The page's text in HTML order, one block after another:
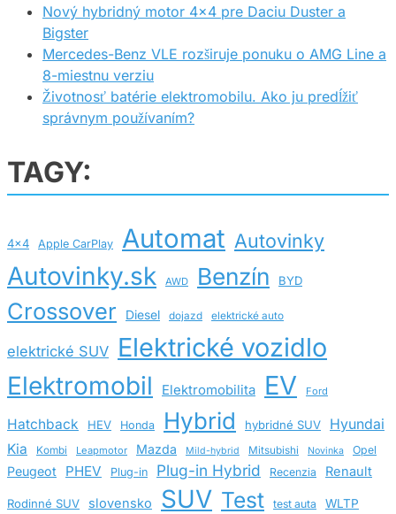
Nový hybridný motor 4×4 pre Daciu Duster a
Bigster
Mercedes-Benz VLE rozširuje ponuku o AMG Line a
8-miestnu verziu
Životnosť batérie elektromobilu. Ako ju predĺžiť
správnym používaním?
TAGY:
4x4 Apple CarPlay Automat Autovinky
Autovinky.sk AWD Benzín BYD
Crossover Diesel dojazd elektrické auto
elektrické SUV Elektrické vozidlo
Elektromobil Elektromobilita EV Ford
Hatchback HEV Honda Hybrid hybridné SUV
Hyundai
Kia
Kombi Leapmotor Mazda Mild-hybrid Mitsubishi Novinka Opel
Peugeot PHEV Plug-in Plug-in Hybrid Recenzia Renault
Rodinné SUV slovensko SUV Test test auta WLTP